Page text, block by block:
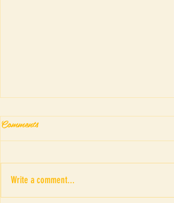
Comments
Write a comment...